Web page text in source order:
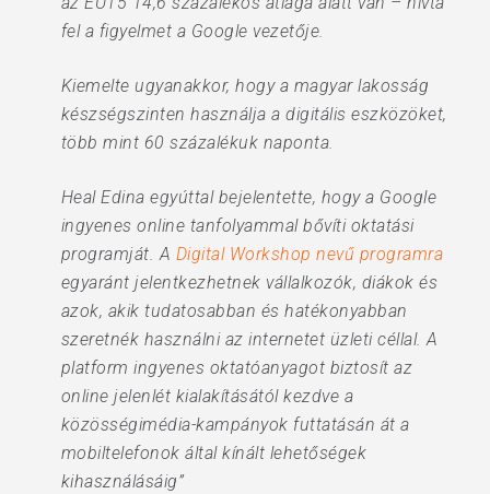
fel a figyelmet a Google vezetője.
Kiemelte ugyanakkor, hogy a magyar lakosság
készségszinten használja a digitális eszközöket,
több mint 60 százalékuk naponta.
Heal Edina egyúttal bejelentette, hogy a Google
ingyenes online tanfolyammal bővíti oktatási
programját. A Digital Workshop nevű programra
egyaránt jelentkezhetnek vállalkozók, diákok és
azok, akik tudatosabban és hatékonyabban
szeretnék használni az internetet üzleti céllal. A
platform ingyenes oktatóanyagot biztosít az
online jelenlét kialakításától kezdve a
közösségimédia-kampányok futtatásán át a
mobiltelefonok által kínált lehetőségek
kihasználásáig”